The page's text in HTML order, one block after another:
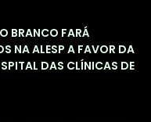
BRANCO FARÁ
NA ALESP A FAVOR DA
DAS CLÍNICAS DE